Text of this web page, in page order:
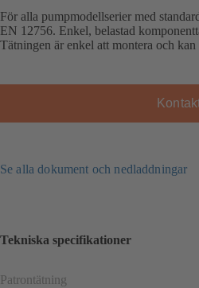
För alla pumpmodellserier med
EN 12756. Enkel, belastad
Tätningen är enkel att montera och
Se alla dokument och nedladdningar
Tekniska specifikationer
Patrontätning